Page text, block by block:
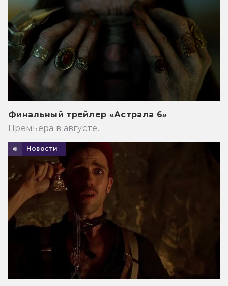
Финальный трейлер «Астрала 6»
Премьера в августе.
Новости